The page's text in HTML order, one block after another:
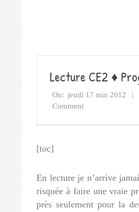
Lecture CE2 ♦
On: jeudi 17 mai 2012
Comment
[toc]
En lecture je n’arrive
risquée à faire une vraie
près seulement pour la